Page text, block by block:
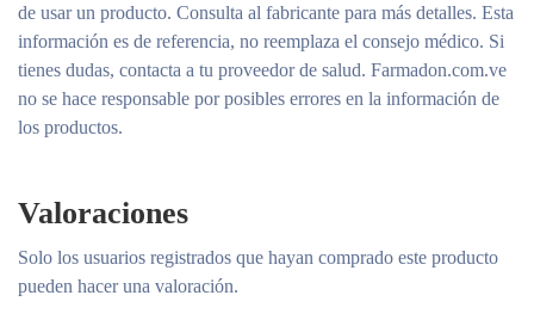
de usar un producto. Consulta al fabricante para más detalles. Esta
información es de referencia, no reemplaza el consejo médico. Si
tienes dudas, contacta a tu proveedor de salud. Farmadon.com.ve
no se hace responsable por posibles errores en la información de
los productos.
Valoraciones
Solo los usuarios registrados que hayan comprado este producto
pueden hacer una valoración.